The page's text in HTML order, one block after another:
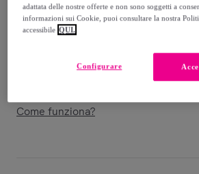
Consegna da3,99 €
Gratuita da 24,78 € di acquisto
Consegna: tra il08/08
Come funziona?
adattata delle nostre offerte e non sono soggetti a
informazioni sui Cookie, puoi consultare la nostra
accessibile QUI.
Configurare